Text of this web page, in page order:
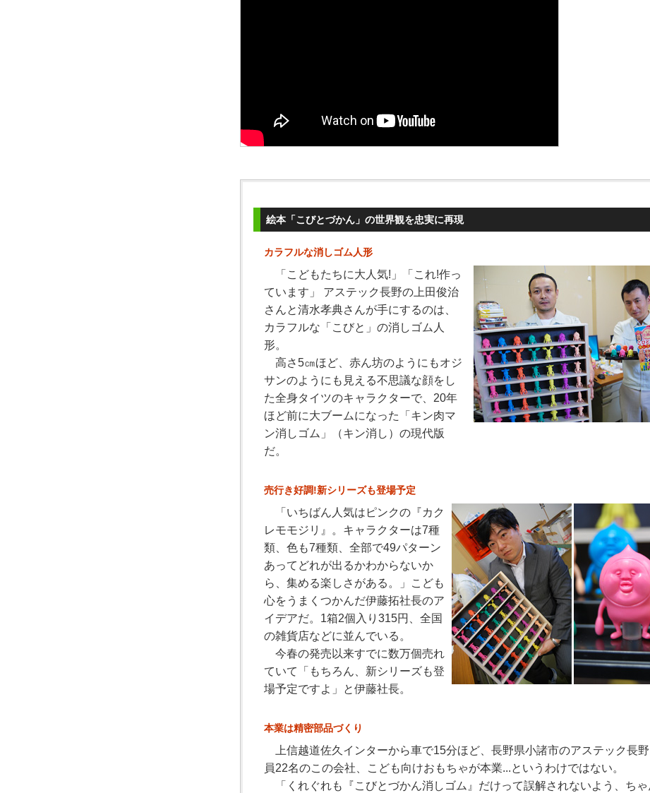
絵本「こびとづかん」の世界観を忠実に再現
カラフルな消しゴム人形
「こどもたちに大人気!」「これ!作っ
ています」 アステック長野の上田俊治
さんと清水孝典さんが手にするのは、
カラフルな「こびと」の消しゴム人
形。
高さ5㎝ほど、赤ん坊のようにもオジ
サンのようにも見える不思議な顔をし
た全身タイツのキャラクターで、20年
ほど前に大ブームになった「キン肉マ
ン消しゴム」（キン消し）の現代版
だ。
売行き好調!新シリーズも登場予定
「いちばん人気はピンクの『カク
レモモジリ』。キャラクターは7種
類、色も7種類、全部で49パターン
あってどれが出るかわからないか
ら、集める楽しさがある。」こども
心をうまくつかんだ伊藤拓社長のア
イデアだ。1箱2個入り315円、全国
の雑貨店などに並んでいる。
今春の発売以来すでに数万個売れ
ていて「もちろん、新シリーズも登
場予定ですよ」と伊藤社長。
本業は精密部品づくり
上信越道佐久インターから車で15分ほど、長野県小諸市のアステック長
員22名のこの会社、こども向けおもちゃが本業...というわけではない。
「くれぐれも『こびとづかん消しゴム』だけって誤解されないよう、ちゃ